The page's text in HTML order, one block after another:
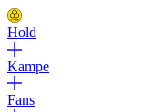
Hold
Kampe
Fans